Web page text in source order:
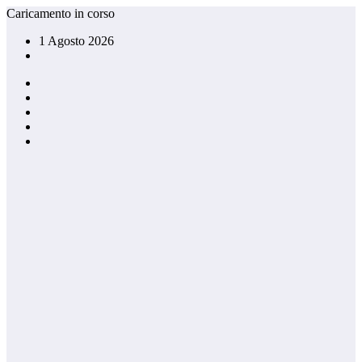
Vai
contenuto
Caricamento in corso
1 Agosto 2026